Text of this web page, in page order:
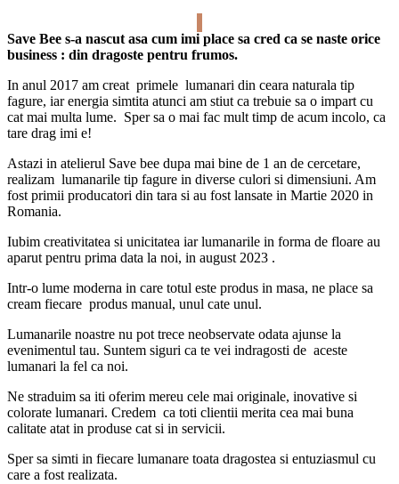
Save Bee s-a nascut asa cum imi place sa cred ca se naste orice
business : din dragoste pentru frumos.
In anul 2017 am creat primele lumanari din ceara naturala tip
fagure, iar energia simtita atunci am stiut ca trebuie sa o impart cu
cat mai multa lume. Sper sa o mai fac mult timp de acum incolo, ca
tare drag imi e!
Astazi in atelierul Save bee dupa mai bine de 1 an de cercetare,
realizam lumanarile tip fagure in diverse culori si dimensiuni. Am
fost primii producatori din tara si au fost lansate in Martie 2020 in
Romania.
Iubim creativitatea si unicitatea iar lumanarile in forma de floare au
aparut pentru prima data la noi, in august 2023 .
Intr-o lume moderna in care totul este produs in masa, ne place sa
cream fiecare produs manual, unul cate unul.
Lumanarile noastre nu pot trece neobservate odata ajunse la
evenimentul tau. Suntem siguri ca te vei indragosti de aceste
lumanari la fel ca noi.
Ne straduim sa iti oferim mereu cele mai originale, inovative si
colorate lumanari. Credem ca toti clientii merita cea mai buna
calitate atat in produse cat si in servicii.
Sper sa simti in fiecare lumanare toata dragostea si entuziasmul cu
care a fost realizata.